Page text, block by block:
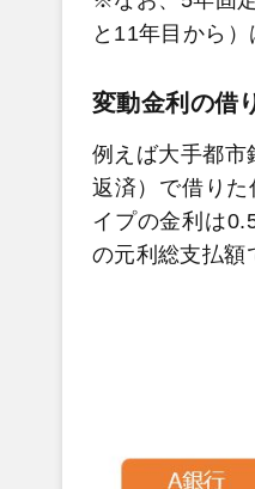
と11年目から
変動金利の借
例えば大手都市
返済）で借り
イプの金利は
の元利総支払額